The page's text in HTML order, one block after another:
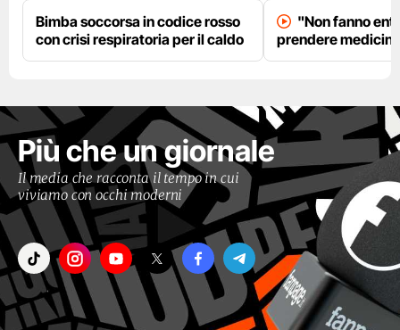
Bimba soccorsa in codice rosso
con crisi respiratoria per il caldo
"Non fanno
prendere
Più che un giornale
Il media che racconta il tempo in cui
viviamo con occhi moderni